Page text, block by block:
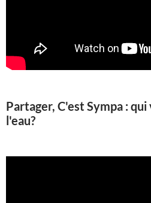
Partager, C'est Sympa :
l'eau?